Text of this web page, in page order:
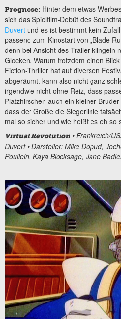
Prognose: Hinter dem etwas
sich das Spielfilm-Debüt des
Duvert und es ist bestimmt kein
passend zum Kinostart von „Blade
denn bei Ansicht des Trailer klingeln
Glocken. Warum trotzdem einen
Fiction-Thriller hat auf diversen
abgeräumt, kann also nicht ganz
irgendwie nicht ohne Reiz, dass
Platzhirschen auch ein kleiner
dass der Große die Siegerlinie
mal so sicher und wie heißt es eh so
Virtual Revolution • Frankreich/
Duvert• Darsteller: Mike Dopud,
Poullein, Kaya Blocksage, Jane